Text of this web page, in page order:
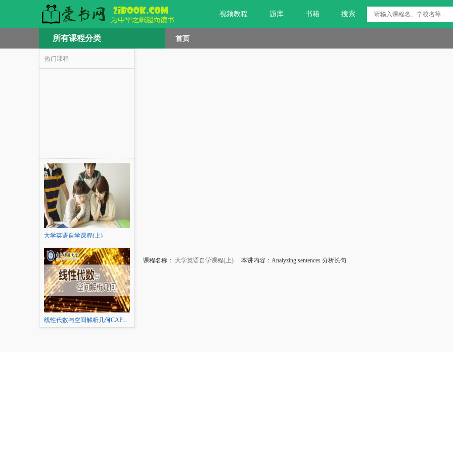
视频教程 题库 书籍 搜索
所有课程分类 首页
热门课程
大学英语自学课程(上)
线性代数与空间解析几何CAP...
课程名称： 大学英语自学课程(上) 本讲内容：Analyzing sentences 分析长句